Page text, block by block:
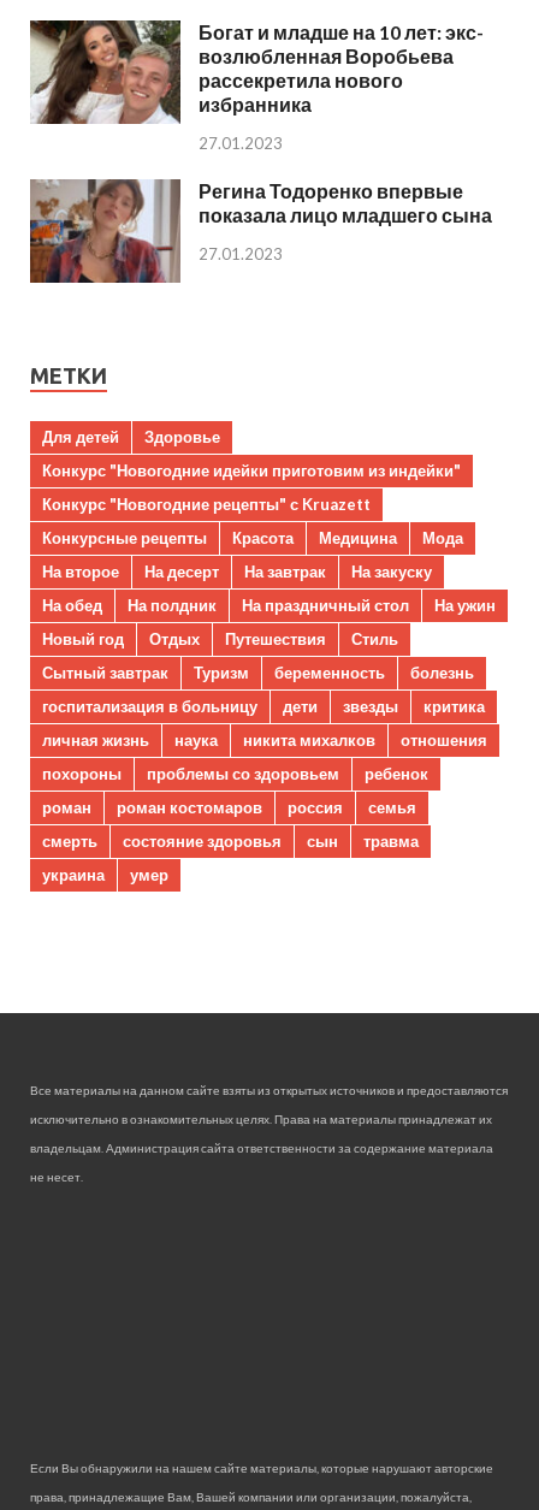
Богат и младше на 10 лет: экс-
возлюбленная Воробьева
рассекретила нового
избранника
27.01.2023
Регина Тодоренко впервые
показала лицо младшего сына
27.01.2023
МЕТКИ
Для детей
Здоровье
Конкурс "Новогодние идейки приготовим из индейки"
Конкурс "Новогодние рецепты" с Kruazett
Конкурсные рецепты
Красота Медицина
Мода
На второе
На десерт На завтрак
На закуску
На обед
На полдник На праздничный стол
На ужин
Новый год
Отдых Путешествия
Стиль
Сытный завтрак
Туризм беременность
болезнь
госпитализация в больницу
дети звезды
критика
личная жизнь
наука никита михалков
отношения
похороны
проблемы со здоровьем
ребенок
роман
роман костомаров россия
семья
смерть
состояние здоровья сын
травма
украина
умер
Все материалы на данном сайте взяты из открытых источников и предоставляются
исключительно в ознакомительных целях. Права на материалы принадлежат их
владельцам. Администрация сайта ответственности за содержание материала
не несет.
Если Вы обнаружили на нашем сайте материалы, которые нарушают авторские
права, принадлежащие Вам, Вашей компании или организации, пожалуйста,